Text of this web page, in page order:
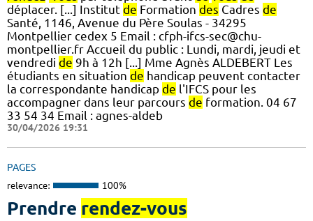
déplacer. [...] Institut de Formation des Cadres de
Santé, 1146, Avenue du Père Soulas - 34295
Montpellier cedex 5 Email : cfph-ifcs-sec@chu-
montpellier.fr Accueil du public : Lundi, mardi, jeudi et
vendredi de 9h à 12h [...] Mme Agnès ALDEBERT Les
étudiants en situation de handicap peuvent contacter
la correspondante handicap de l'IFCS pour les
accompagner dans leur parcours de formation. 04 67
33 54 34 Email : agnes-aldeb
30/04/2026 19:31
PAGES
relevance: 100%
Prendre rendez-vous